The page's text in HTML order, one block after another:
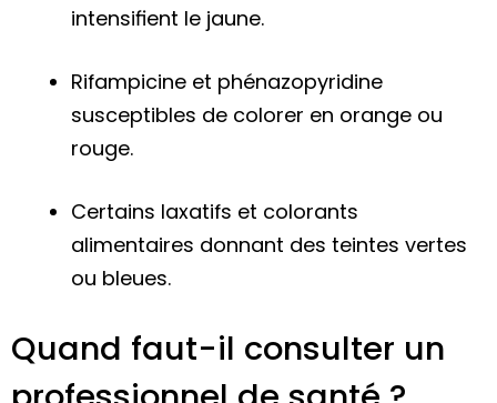
intensifient le jaune.
Rifampicine et phénazopyridine
susceptibles de colorer en orange ou
rouge.
Certains laxatifs et colorants
alimentaires donnant des teintes vertes
ou bleues.
Quand faut-il consulter un